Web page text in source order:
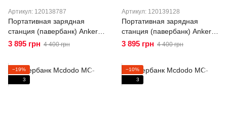
Артикул: 120138787
Портативная зарядная
станция (павербанк) Anker
Power Bank A1695 25 000
планшетов и смартфонов
Black
3 895 грн 4 400 грн
Артикул: 120139128
Портативная зарядная
станция (павербанк) Anker
Power Bank A1695 25 000
планшетов и смартфонов
Silver
3 895 грн 4 400 грн
−19%
3
−10%
3